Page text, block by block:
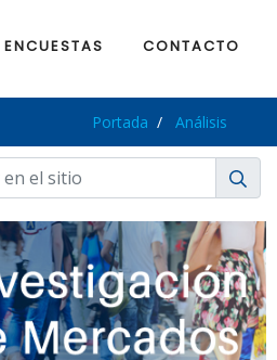
ENCUESTAS CONTACTO
Portada Análisis